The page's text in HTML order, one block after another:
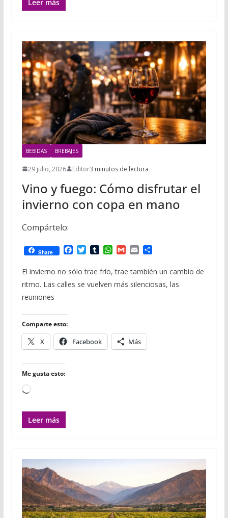
Leer más
BEBIDAS BREBAJES
29 julio, 2026 Editor3 minutos de lectura
Vino y fuego: Cómo disfrutar el
invierno con copa en mano
Compártelo:
Share
F
c
e
b
T
i
t
t
T
m
b
l
W
a
t
s
G
a
i
l
E
a
i
l
C
m
p
a
El invierno no sólo trae frío, trae también un cambio de
ritmo. Las calles se vuelven más silenciosas, las
reuniones
Comparte esto:
X Facebook Más
Me gusta esto:
Cargando...
Leer más